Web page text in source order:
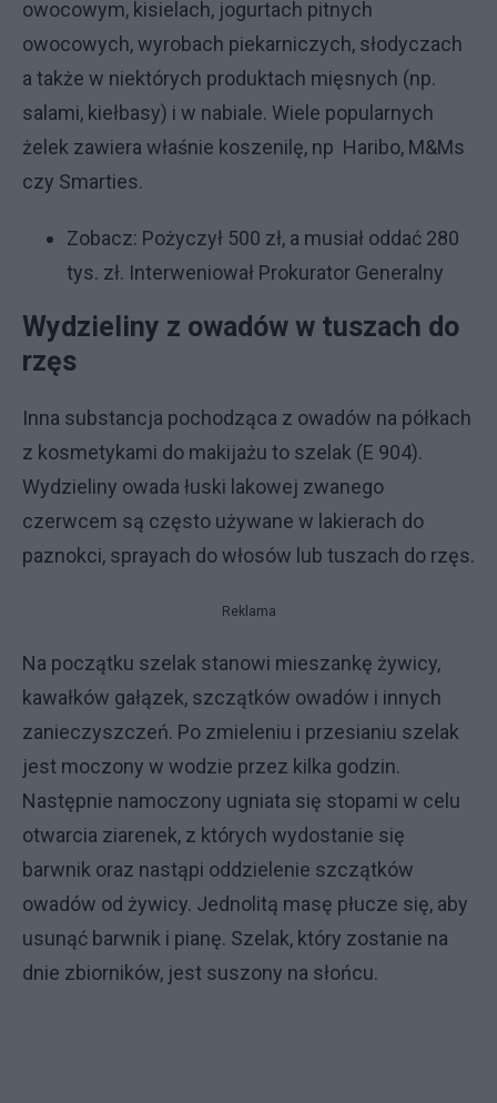
owocowym, kisielach, jogurtach pitnych
owocowych, wyrobach piekarniczych, słodyczach
a także w niektórych produktach mięsnych (np.
salami, kiełbasy) i w nabiale. Wiele popularnych
żelek zawiera właśnie koszenilę, np Haribo, M&Ms
czy Smarties.
Zobacz: Pożyczył 500 zł, a musiał oddać 280
tys. zł. Interweniował Prokurator Generalny
Wydzieliny z owadów w tuszach do
rzęs
Inna substancja pochodząca z owadów na półkach
z kosmetykami do makijażu to szelak (E 904).
Wydzieliny owada łuski lakowej zwanego
czerwcem są często używane w lakierach do
paznokci, sprayach do włosów lub tuszach do rzęs.
Reklama
Na początku szelak stanowi mieszankę żywicy,
kawałków gałązek, szczątków owadów i innych
zanieczyszczeń. Po zmieleniu i przesianiu szelak
jest moczony w wodzie przez kilka godzin.
Następnie namoczony ugniata się stopami w celu
otwarcia ziarenek, z których wydostanie się
barwnik oraz nastąpi oddzielenie szczątków
owadów od żywicy. Jednolitą masę płucze się, aby
usunąć barwnik i pianę. Szelak, który zostanie na
dnie zbiorników, jest suszony na słońcu.